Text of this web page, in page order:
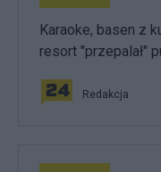
Karaoke, basen z
resort "przepalał"
Redakcja